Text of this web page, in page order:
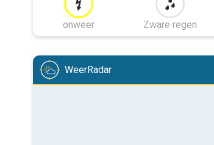
onweer Zware regen
WeerRadar